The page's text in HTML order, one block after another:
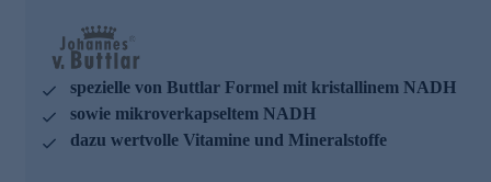
Eisen, Mangan, Thiamin, Riboflavin, Niacin, Vitamin C
und Vitamin B12 tragen zu einen normalen
Energiestoffwechsel bei
Thiamin trägt zu einer normalen Herzfunktion bei
spezielle von Buttlar Formel mit kristallinem NADH
sowie mikroverkapseltem NADH
dazu wertvolle Vitamine und Mineralstoffe